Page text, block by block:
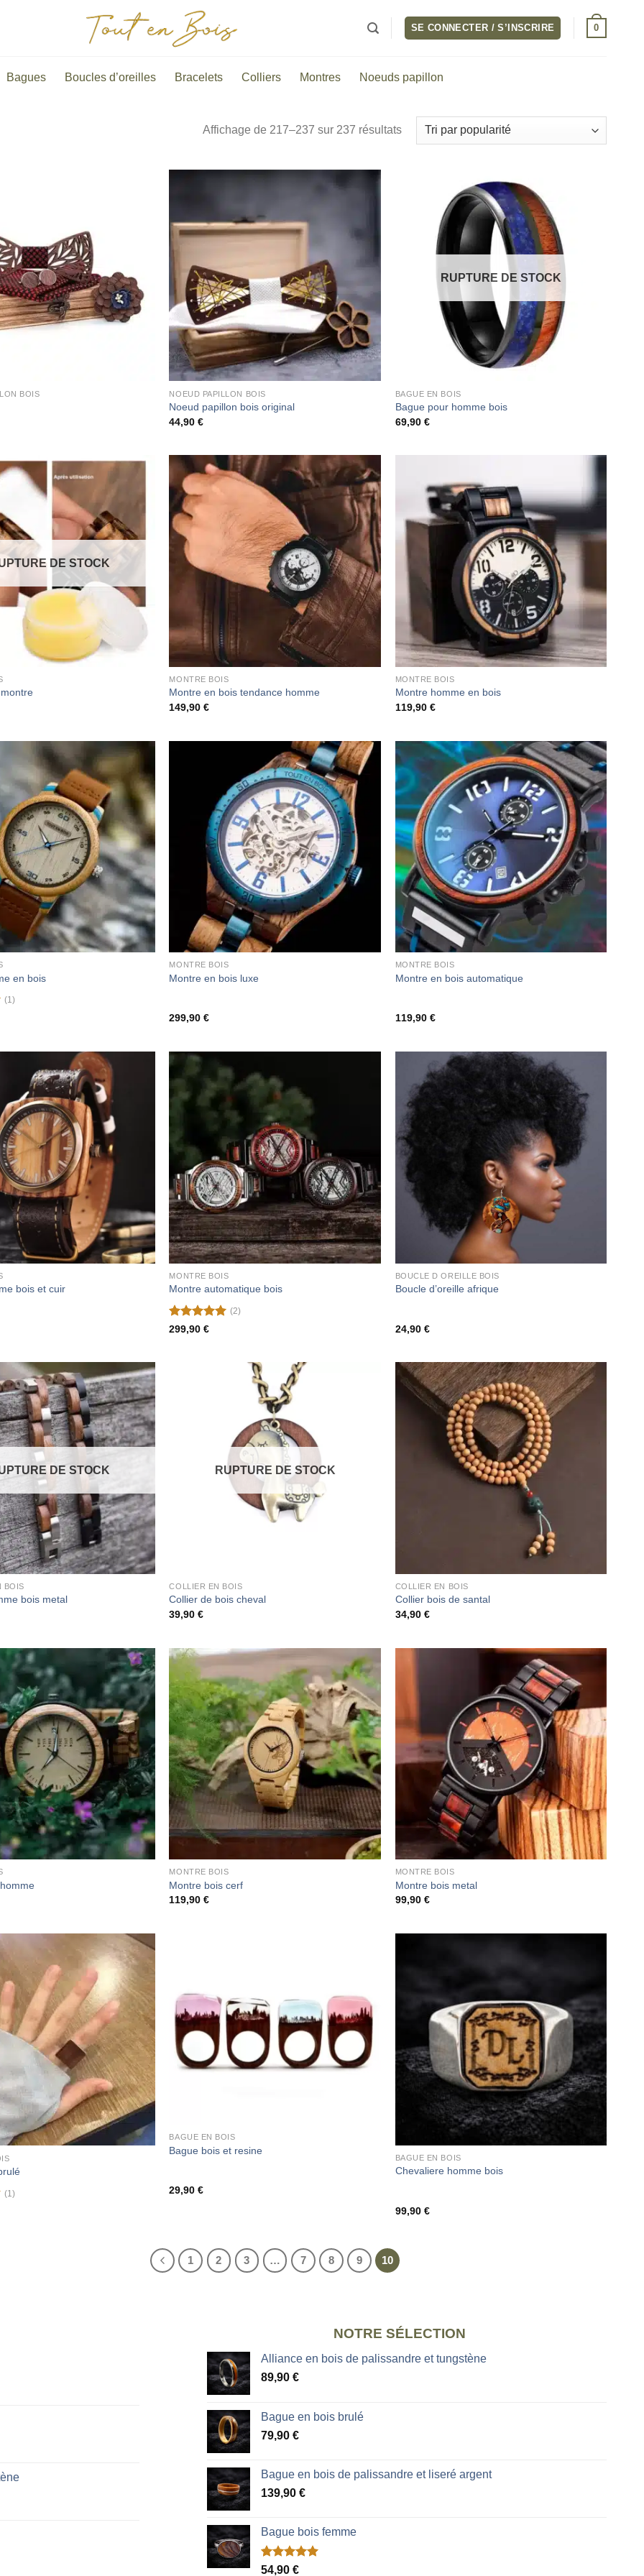
SE CONNECTER / S’INSCRIRE 0
Bagues Boucles d’oreilles Bracelets Colliers Montres Noeuds papillon
Affichage de 217–237 sur 237 résultatsTrié
par
BOIS NOEUD PAPILLON BOIS
Noeud papillon bois original
44,90€
RUPTURE DE STOCK
BAGUE EN BOIS
Bague pour homme bois
69,90 €
DE STOCK
MONTRE BOIS
Montre en bois tendance homme
149,90€
MONTRE BOIS
Montre homme en bois
119,90 €
en bois
(1)
MONTRE BOIS
Montre en bois luxe
299,90€
MONTRE BOIS
Montre en bois automatique
119,90 €
bois et cuir
MONTRE BOIS
Montre automatique bois
Note5 sur
(2)
299,90€
BOUCLE D OREILLE BOIS
Boucle d’oreille afrique
24,90 €
DE STOCK
BOIS
bois metal
RUPTURE DE STOCK
COLLIER EN BOIS
Collier de bois cheval
39,90€
COLLIER EN BOIS
Collier bois de santal
34,90 €
MONTRE BOIS
Montre bois cerf
119,90€
MONTRE BOIS
Montre bois metal
99,90 €
(1)
BAGUE EN BOIS
Bague bois et resine
29,90€
BAGUE EN BOIS
Chevaliere homme bois
99,90 €
1 2 3 … 7 8 9 10
NOTRE SÉLECTION
Alliance en bois de palissandre et tungstène
89,90 €
Bague en bois brulé
79,90 €
Bague en bois de palissandre et liseré argent
139,90 €
Bague bois femme
Noté5.00
2
54,90 €